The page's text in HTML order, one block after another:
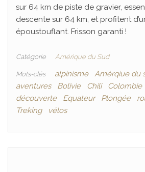
sur 64 km de piste de gravier,
descente sur 64 km, et profitent
époustouflant. Frisson garanti !
Catégorie Amérique du Sud
Mots-clés alpinisme Amérqiue du
aventures
Bolivie Chili Colombie
découverte
Equateur Plongée
Treking
vélos